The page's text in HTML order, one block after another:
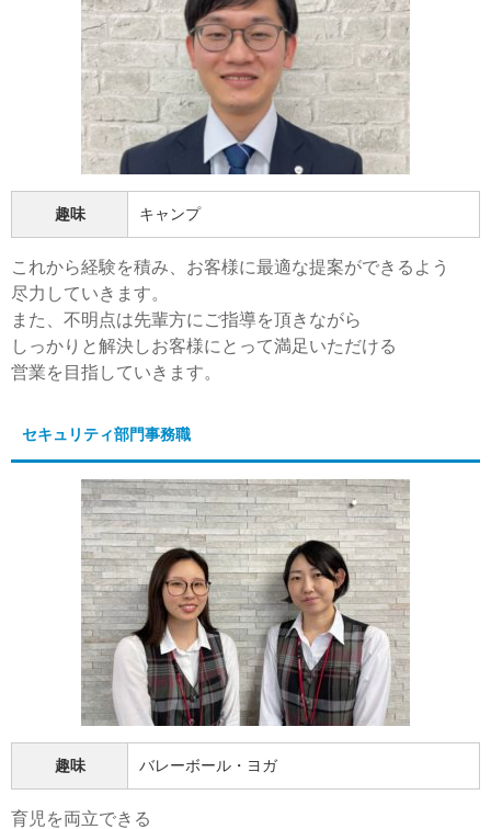
趣味 キャンプ
これから経験を積み、お客様に最適な提案ができるよう
尽力していきます。
また、不明点は先輩方にご指導を頂きながら
しっかりと解決しお客様にとって満足いただける
営業を目指していきます。
セキュリティ部門事務職
趣味 バレーボール・ヨガ
育児を両立できる